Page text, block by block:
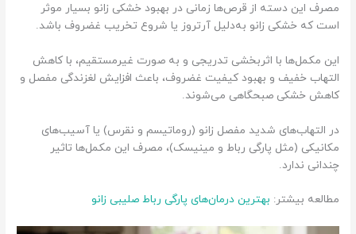
مصرف این دسته از قرص‌ها زمانی در بهبود خشکی زانو بسیار موثر
است که خشکی زانو به‌دلیل آرتروز یا شروع تخریب غضروف باشد.
این مکمل‌ها با اثربخشی تدریجی و به صورت غیرمستقیم، با کاهش
التهاب خفیف و بهبود کیفیت غضروف، باعث افزایش لغزندگی مفصل و
کاهش خشکی صبحگاهی می‌شوند.
در التهاب‌های شدید مفصل زانو (روماتیسم و نقرس) یا آسیب‌های
مکانیکی (مثل پارگی رباط و مینیسک)، مصرف این مکمل‌ها تاثیر
چندانی ندارد.
مطالعه بیشتر: بهترین درمان‌های پارگی رباط صلیبی زانو